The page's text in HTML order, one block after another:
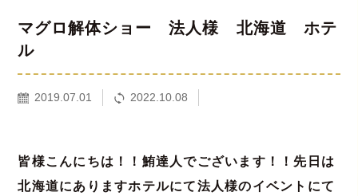
マグロ解体ショー 法人様 北海道 ホテ
ル
2019.07.01 2022.10.08
皆様こんにちは！！鮪達人でございます！！先日は
北海道にありますホテルにて法人様のイベントにて